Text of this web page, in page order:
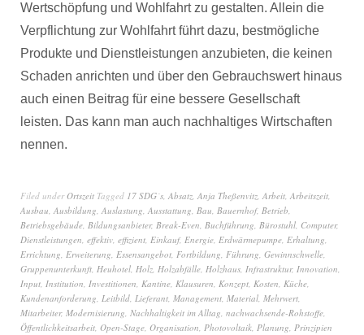
Wertschöpfung und Wohlfahrt zu gestalten. Allein die
Verpflichtung zur Wohlfahrt führt dazu, bestmögliche
Produkte und Dienstleistungen anzubieten, die keinen
Schaden anrichten und über den Gebrauchswert hinaus
auch einen Beitrag für eine bessere Gesellschaft
leisten. Das kann man auch nachhaltiges Wirtschaften
nennen.
Filed underOrtszeit Tagged 17 SDG´s, Absatz, Anja Theßenvitz, Arbeit, Arbeitszeit,
Ausbau, Ausbildung, Auslastung, Ausstattung, Bau, Bauernhof, Betrieb,
Betriebsgebäude, Bildungsanbieter, Break-Even, Buchführung, Bürostuhl, Computer,
Dienstleistungen, effektiv, effizient, Einkauf, Energie, Erdwärmepumpe, Erhaltung,
Errichtung, Erweiterung, Essensangebot, Fortbildung, Führung, Gewinnschwelle,
Gruppenunterkunft, Heuhotel, Holz, Holzabfälle, Holzhaus, Infrastruktur, Innovation,
Input, Institution, Investitionen, Kantine, Klausuren, Konzept, Kosten, Küche,
Kundenanforderung, Leitbild, Lieferant, Management, Material, Mehrwert,
Mitarbeiter, Modernisierung, Nachhaltigkeit im Alltag, nachwachsende-Rohstoffe,
Öffentlichkeitsarbeit, Open-Stage, Organisation, Photovoltaik, Planung, Prinzipien